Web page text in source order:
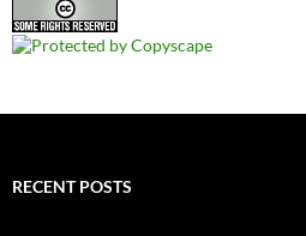
RECENT POSTS